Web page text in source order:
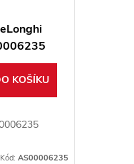
KOŠÍKU
Kód: AS00006235